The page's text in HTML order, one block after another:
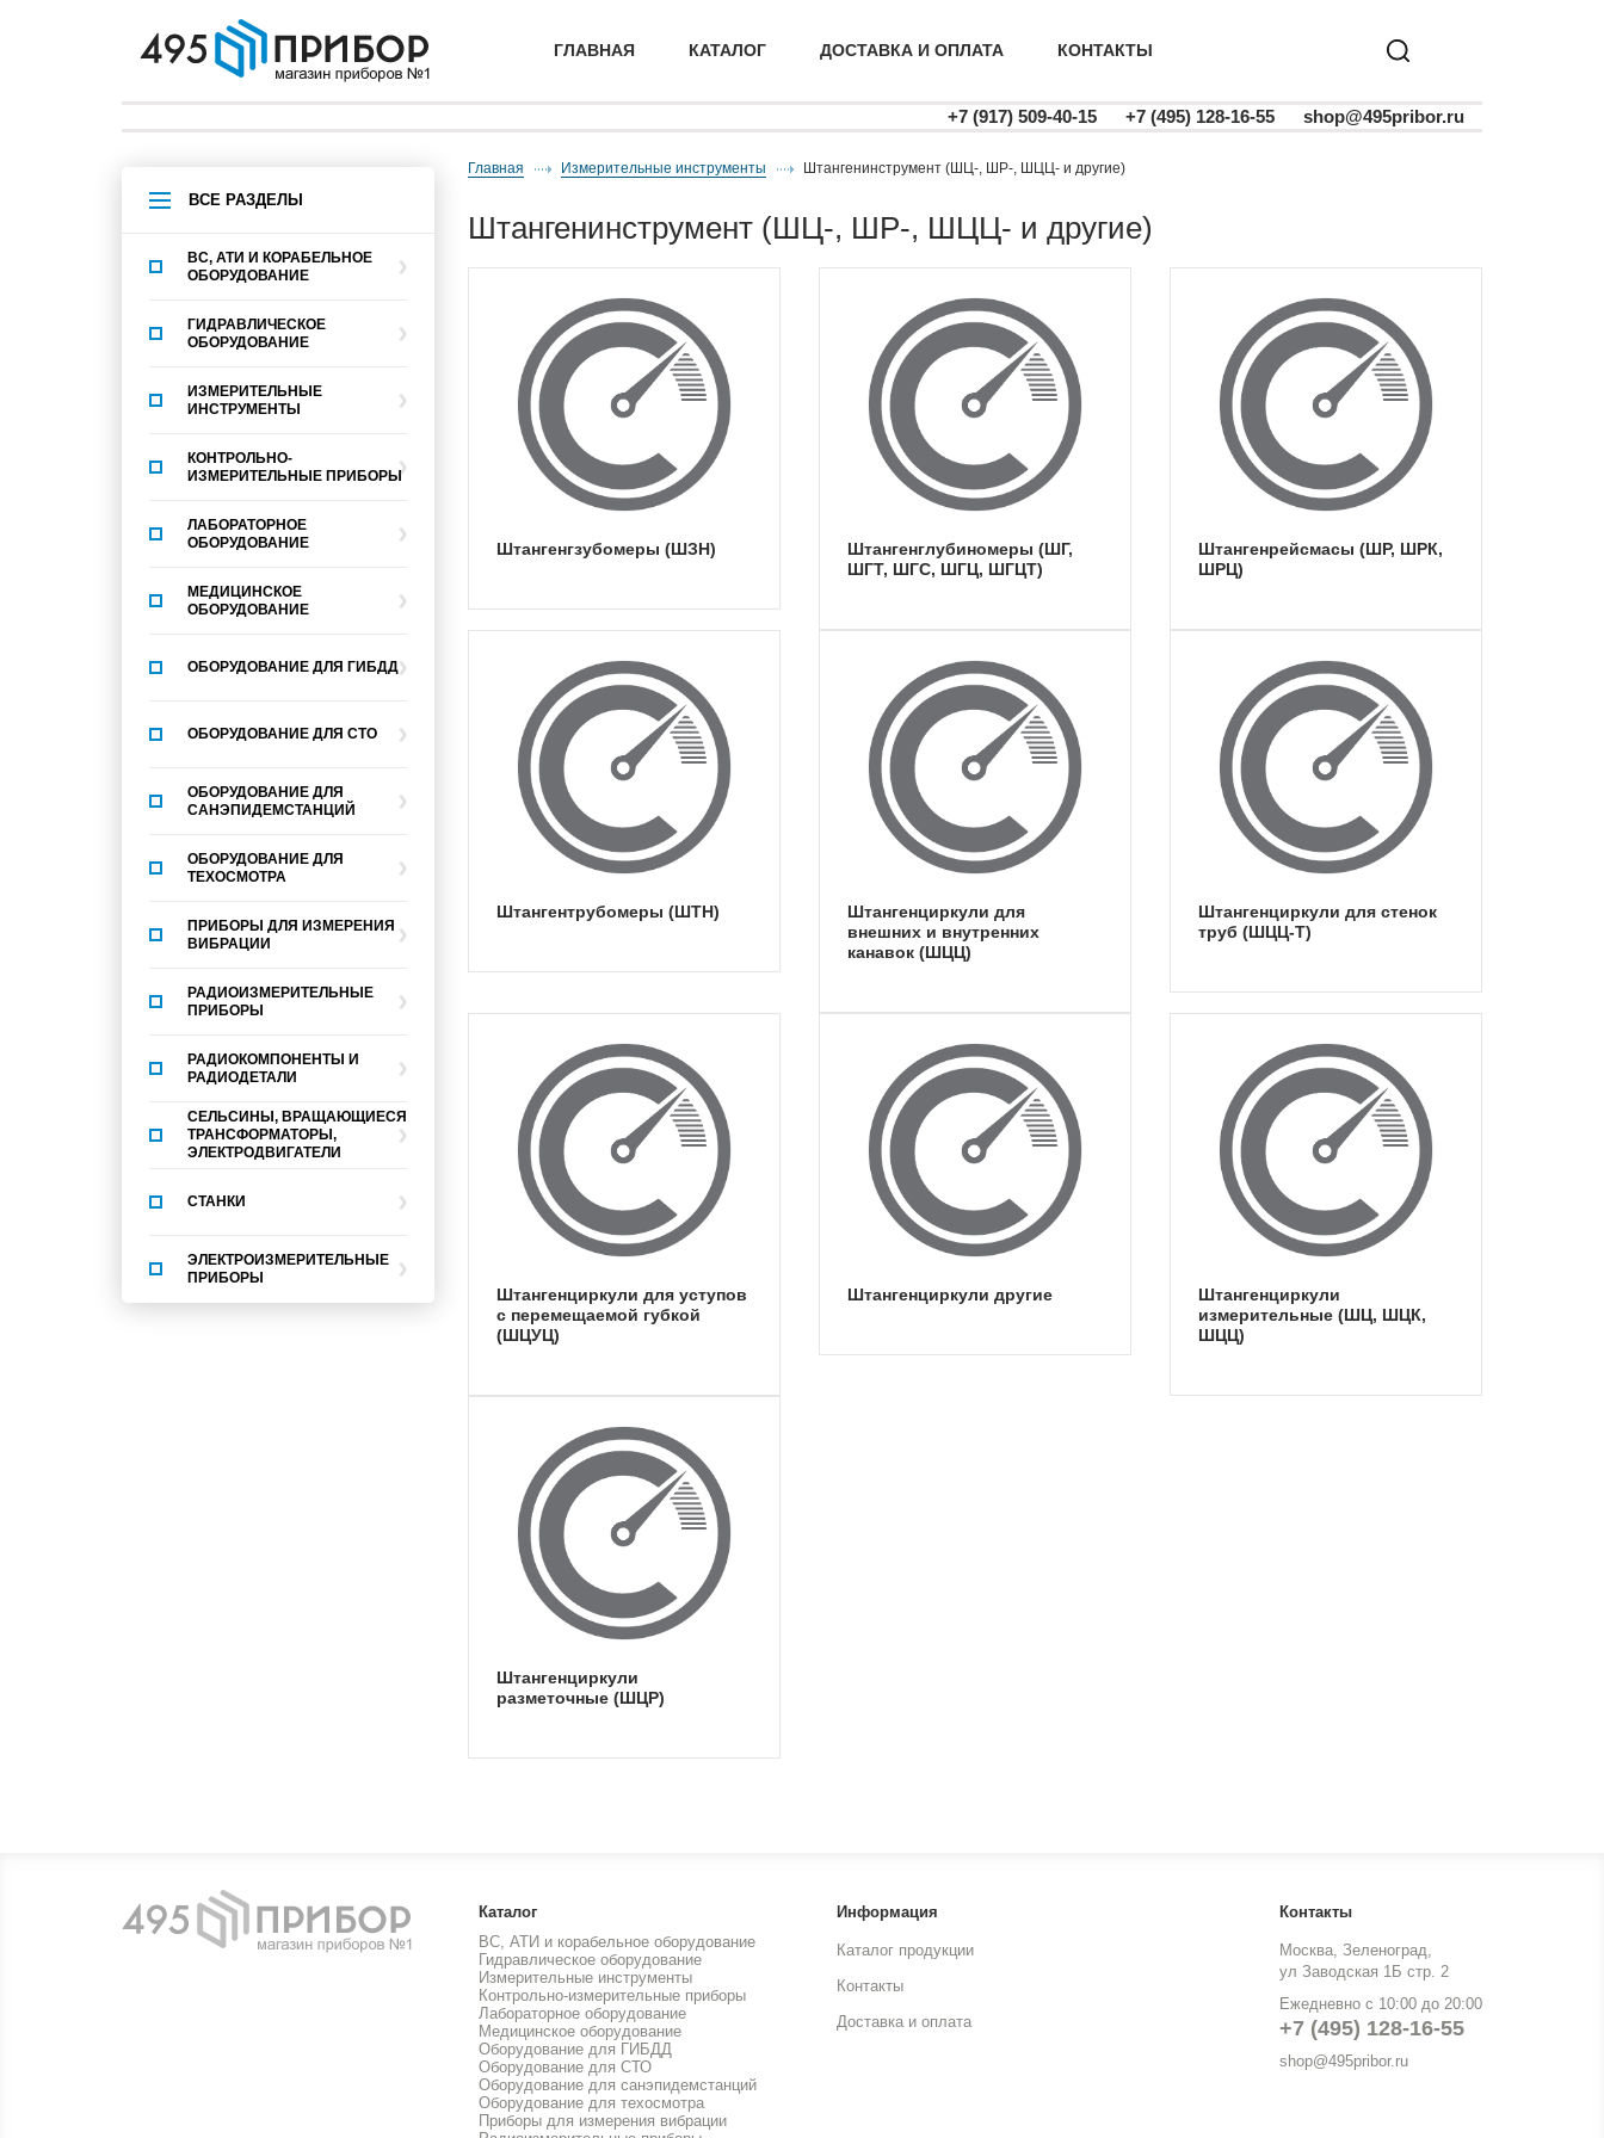
ГЛАВНАЯ КАТАЛОГ ДОСТАВКА И ОПЛАТА КОНТАКТЫ
+7 (917) 509-40-15 +7 (495) 128-16-55 shop@495pribor.ru
ВСЕ РАЗДЕЛЫ
ВС, АТИ И КОРАБЕЛЬНОЕ
ОБОРУДОВАНИЕ
ГИДРАВЛИЧЕСКОЕ
ОБОРУДОВАНИЕ
ИЗМЕРИТЕЛЬНЫЕ
ИНСТРУМЕНТЫ
КОНТРОЛЬНО-
ИЗМЕРИТЕЛЬНЫЕ ПРИБОРЫ
ЛАБОРАТОРНОЕ
ОБОРУДОВАНИЕ
МЕДИЦИНСКОЕ
ОБОРУДОВАНИЕ
ОБОРУДОВАНИЕ ДЛЯ ГИБДД
ОБОРУДОВАНИЕ ДЛЯ СТО
ОБОРУДОВАНИЕ ДЛЯ
САНЭПИДЕМСТАНЦИЙ
ОБОРУДОВАНИЕ ДЛЯ
ТЕХОСМОТРА
ПРИБОРЫ ДЛЯ ИЗМЕРЕНИЯ
ВИБРАЦИИ
РАДИОИЗМЕРИТЕЛЬНЫЕ
ПРИБОРЫ
РАДИОКОМПОНЕНТЫ И
РАДИОДЕТАЛИ
СЕЛЬСИНЫ, ВРАЩАЮЩИЕСЯ
ТРАНСФОРМАТОРЫ,
ЭЛЕКТРОДВИГАТЕЛИ
СТАНКИ
ЭЛЕКТРОИЗМЕРИТЕЛЬНЫЕ
ПРИБОРЫ
Главная Измерительные инструменты штангенинструмент (ШЦ-, ШР-, ШЦЦ- и другие)
штангенинструмент (ШЦ-, ШР-, ШЦЦ- и другие)
штангенгзубомеры (ШЗН)
штангенглубиномеры (ШГ,
ШГТ, ШГС, ШГЦ, ШГЦТ)
штангенрейсмасы (ШР, ШРК,
ШРЦ)
штангентрубомеры (ШТН)
штангенциркули для
внешних и внутренних
канавок (ШЦЦ)
штангенциркули для стенок
труб (ШЦЦ-Т)
штангенциркули для уступов
с перемещаемой губкой
(ШЦУЦ)
штангенциркули другие
штангенциркули
измерительные (ШЦ, ШЦК,
ШЦЦ)
штангенциркули
разметочные (ШЦР)
Каталог
ВС, АТИ и корабельное оборудование
Гидравлическое оборудование
Измерительные инструменты
Контрольно-измерительные приборы
Лабораторное оборудование
Медицинское оборудование
Оборудование для ГИБДД
Оборудование для СТО
Оборудование для санэпидемстанций
Оборудование для техосмотра
Приборы для измерения вибрации
Информация
Каталог продукции
Контакты
Доставка и оплата
Контакты
Москва, Зеленоград,
ул Заводская 1Б стр. 2
Ежедневно с 10:00 до 20:00
+7 (495) 128-16-55
shop@495pribor.ru